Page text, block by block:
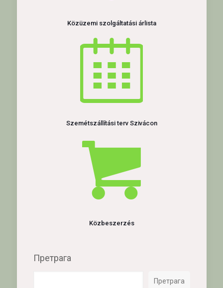
Közüzemi szolgáltatási árlista
Szemétszállítási terv Szivácon
Közbeszerzés
Претрага
Претрага